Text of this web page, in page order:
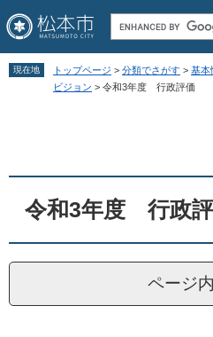
ペ
す
。
メ
し
て
現在地 トップページ > 分類でさがす > 基本
ビジョン > 令和3年度 行政評価
令和3年度 行政
ページ